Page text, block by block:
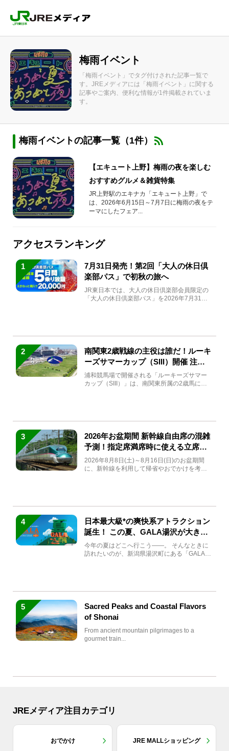
梅雨イベント
「梅雨イベント」でタグ付けされた記事一覧で
す。JREメディアには「梅雨イベント」に関する
記事やご案内、便利な情報が1件掲載されていま
す。
梅雨イベントの記事一覧（1件）
【エキュート上野】梅雨の夜を楽しむ
おすすめグルメ＆雑貨特集
JR上野駅のエキナカ「エキュート上野」で
は、2026年6月15日～7月7日に梅雨の夜をテ
ーマにしたフェア...
アクセスランキング
1
7月31日発売！第2回「大人の休日倶
楽部パス」で初秋の旅へ
JR東日本では、大人の休日倶楽部会員限定の
「大人の休日倶楽部パス」を2026年7月31日
2
南関東2歳戦線の主役は誰だ！ルーキ
ーズサマーカップ（SIII）開催 注目
馬と見どころをチェック
浦和競馬場で開催される「ルーキーズサマー
カップ（SIII）」は、南関東所属の2歳馬によ
3
2026年お盆期間 新幹線自由席の混雑
予測！指定席満席時に使える立席特
急券も解説
2026年8月8日(土)～8月16日(日)のお盆期間
に、新幹線を利用して帰省やおでかけを考え
4
日本最大級*の爽快系アトラクション
誕生！ この夏、GALA湯沢が大きく
生まれ変わる
今年の夏はどこへ行こう――。 そんなときに
訪れたいのが、新潟県湯沢町にある「GALA湯
5
Sacred Peaks and Coastal Flavors
of Shonai
From ancient mountain pilgrimages to a
gourmet train...
JREメディア注目カテゴリ
おでかけ JRE MALLショッピング